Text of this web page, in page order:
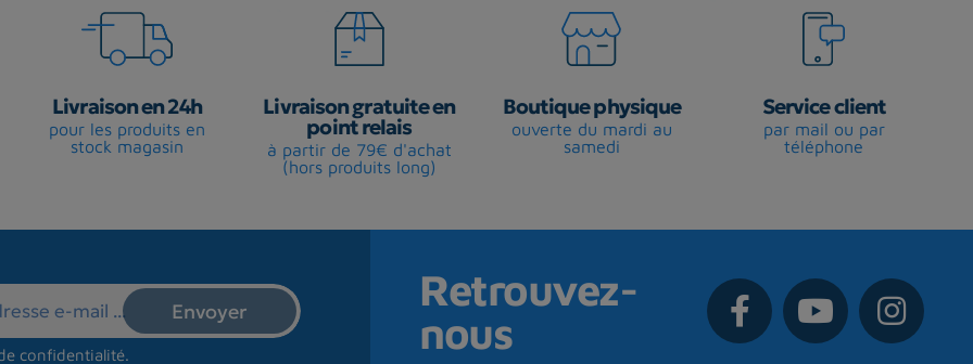
Livraison en 24h
pour les produits en
stock magasin
Livraison gratuite en
point relais
à partir de 79€ d'achat
(hors produits long)
Boutique physique
ouverte du mardi au
samedi
Service client
par mail ou par
téléphone
confidentialité.
Retrouvez-
nous